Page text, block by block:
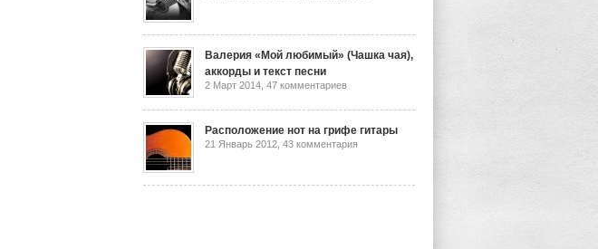
Валерия «Мой любимый» (Чашка чая),
аккорды и текст песни
2 Март 2014, 47 комментариев
Расположение нот на грифе гитары
21 Январь 2012, 43 комментария